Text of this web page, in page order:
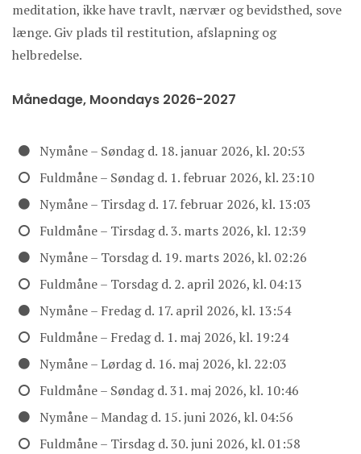
meditation, ikke have travlt, nærvær og bevidsthed, sove
længe. Giv plads til restitution, afslapning og
helbredelse.
Månedage, Moondays 2026-2027
Nymåne – Søndag d. 18. januar 2026, kl. 20:53
Fuldmåne – Søndag d. 1. februar 2026, kl. 23:10
Nymåne – Tirsdag d. 17. februar 2026, kl. 13:03
Fuldmåne – Tirsdag d. 3. marts 2026, kl. 12:39
Nymåne – Torsdag d. 19. marts 2026, kl. 02:26
Fuldmåne – Torsdag d. 2. april 2026, kl. 04:13
Nymåne – Fredag d. 17. april 2026, kl. 13:54
Fuldmåne – Fredag d. 1. maj 2026, kl. 19:24
Nymåne – Lørdag d. 16. maj 2026, kl. 22:03
Fuldmåne – Søndag d. 31. maj 2026, kl. 10:46
Nymåne – Mandag d. 15. juni 2026, kl. 04:56
Fuldmåne – Tirsdag d. 30. juni 2026, kl. 01:58